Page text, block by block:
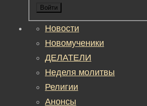
Войти
Новости
Новомученики
ДЕЛАТЕЛИ
Неделя молитвы
Религии
Анонсы